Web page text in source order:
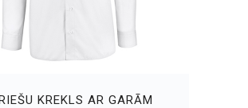
KREKLS AR GARĀM